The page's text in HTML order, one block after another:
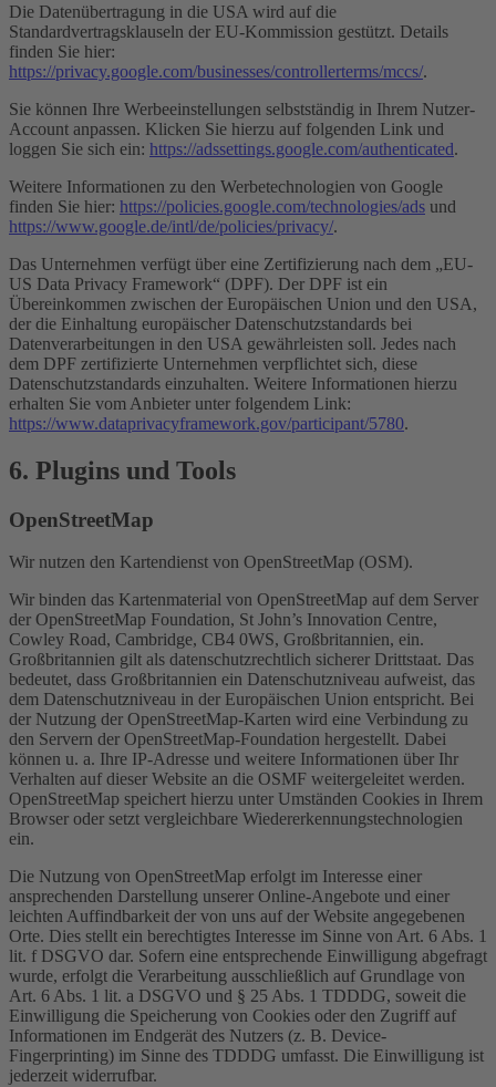
Die Datenübertragung in die USA wird auf die
Standardvertragsklauseln der EU-Kommission gestützt. Details
finden Sie hier:
https://privacy.google.com/businesses/controllerterms/mccs/.
Sie können Ihre Werbeeinstellungen selbstständig in Ihrem Nutzer-
Account anpassen. Klicken Sie hierzu auf folgenden Link und
loggen Sie sich ein: https://adssettings.google.com/authenticated.
Weitere Informationen zu den Werbetechnologien von Google
finden Sie hier: https://policies.google.com/technologies/ads und
https://www.google.de/intl/de/policies/privacy/.
Das Unternehmen verfügt über eine Zertifizierung nach dem „EU-
US Data Privacy Framework“ (DPF). Der DPF ist ein
Übereinkommen zwischen der Europäischen Union und den USA,
der die Einhaltung europäischer Datenschutzstandards bei
Datenverarbeitungen in den USA gewährleisten soll. Jedes nach
dem DPF zertifizierte Unternehmen verpflichtet sich, diese
Datenschutzstandards einzuhalten. Weitere Informationen hierzu
erhalten Sie vom Anbieter unter folgendem Link:
https://www.dataprivacyframework.gov/participant/5780.
6. Plugins und Tools
OpenStreetMap
Wir nutzen den Kartendienst von OpenStreetMap (OSM).
Wir binden das Kartenmaterial von OpenStreetMap auf dem Server
der OpenStreetMap Foundation, St John’s Innovation Centre,
Cowley Road, Cambridge, CB4 0WS, Großbritannien, ein.
Großbritannien gilt als datenschutzrechtlich sicherer Drittstaat. Das
bedeutet, dass Großbritannien ein Datenschutzniveau aufweist, das
dem Datenschutzniveau in der Europäischen Union entspricht. Bei
der Nutzung der OpenStreetMap-Karten wird eine Verbindung zu
den Servern der OpenStreetMap-Foundation hergestellt. Dabei
können u. a. Ihre IP-Adresse und weitere Informationen über Ihr
Verhalten auf dieser Website an die OSMF weitergeleitet werden.
OpenStreetMap speichert hierzu unter Umständen Cookies in Ihrem
Browser oder setzt vergleichbare Wiedererkennungstechnologien
ein.
Die Nutzung von OpenStreetMap erfolgt im Interesse einer
ansprechenden Darstellung unserer Online-Angebote und einer
leichten Auffindbarkeit der von uns auf der Website angegebenen
Orte. Dies stellt ein berechtigtes Interesse im Sinne von Art. 6 Abs. 1
lit. f DSGVO dar. Sofern eine entsprechende Einwilligung abgefragt
wurde, erfolgt die Verarbeitung ausschließlich auf Grundlage von
Art. 6 Abs. 1 lit. a DSGVO und § 25 Abs. 1 TDDDG, soweit die
Einwilligung die Speicherung von Cookies oder den Zugriff auf
Informationen im Endgerät des Nutzers (z. B. Device-
Fingerprinting) im Sinne des TDDDG umfasst. Die Einwilligung ist
jederzeit widerrufbar.